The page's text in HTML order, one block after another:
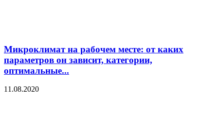
Микроклимат на рабочем месте: от каких
параметров он зависит, категории,
оптимальные...
11.08.2020